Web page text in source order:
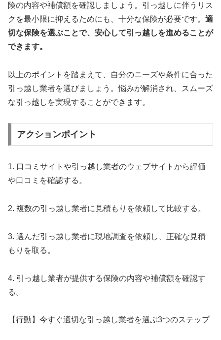
険の内容や補償額を確認しましょう。引っ越しに伴うリス
クを最小限に抑えるためにも、十分な保険が必要です。 適
切な保険を選ぶことで、安心して引っ越しを進めることが
できます。
以上のポイントを踏まえて、自分のニーズや条件に合った
引っ越し業者を選びましょう。悩みが解消され、スムーズ
な引っ越しを実現することができます。
アクションポイント
1. 口コミサイトや引っ越し業者のウェブサイトから評価
や口コミを確認する。
2. 複数の引っ越し業者に見積もりを依頼して比較する。
3. 選んだ引っ越し業者に現地調査を依頼し、正確な見積
もりを取る。
4. 引っ越し業者が提供する保険の内容や補償額を確認す
る。
【行動】今すぐ適切な引っ越し業者を選ぶ3つのステップ